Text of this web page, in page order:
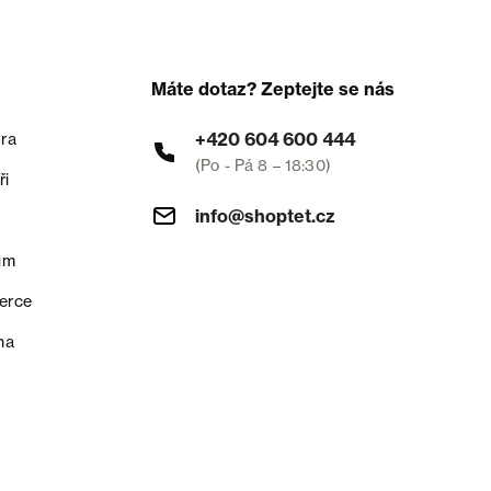
Máte dotaz? Zeptejte se nás
+420 604 600 444
(Po - Pá 8 – 18:30)
info@shoptet.cz